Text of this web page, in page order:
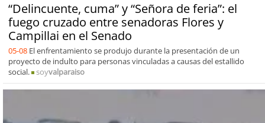
“Delincuente, cuma” y “Señora de feria”: el
fuego cruzado entre senadoras Flores y
Campillai en el Senado
05-08 El enfrentamiento se produjo durante la presentación de un
proyecto de indulto para personas vinculadas a causas del estallido
social.
soyvalparaiso